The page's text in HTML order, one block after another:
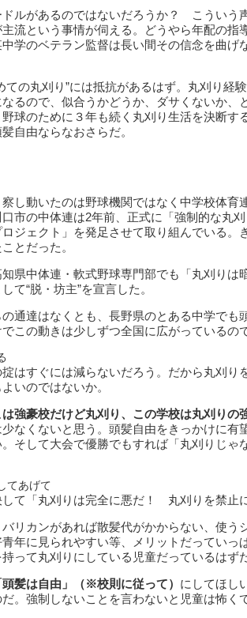
ドルがあるのではないだろうか？ こういう
流という事情が伺える。どうやら年配の指
学のベテラン監督は長い間その信念を曲げ
ての丸刈り”には抵抗があるはず。丸刈り経
るので、似合うかどうか、ダサくないか、
球のために３年も続く丸刈り生活を決断す
自由ならなおさらだ。
し動いたのは野球機関ではなく中学校体育
市の中体連は2年前、正式に「強制的な丸
ロジェクト」を発足させて取り組んでいる
とだった。
県中体連・軟式野球専門部でも「丸刈りは
て“脱・坊主”を宣言した。
通達はなくとも、長野県のとある中学でも
この動きは少しずつ全国に広がっているの
はすぐには減らないだろう。だから丸刈り
いのではないか。
は強豪校だけど丸刈り、この学校は丸刈りの
なくないと思う。頭髪自由をきっかけに有
。そして大会で優勝でもすれば「丸刈りじゃ
てあげて
て「丸刈りは完全に悪だ！ 丸刈りを禁止
リカンがあれば散髪代がかからない、使う
年に見られやすい等、メリットだっていっ
って丸刈りにしている児童だっているはずだ
頭髪は自由」（※校則に従って） にしてほし
。強制しないことを言わないと児童は怖く